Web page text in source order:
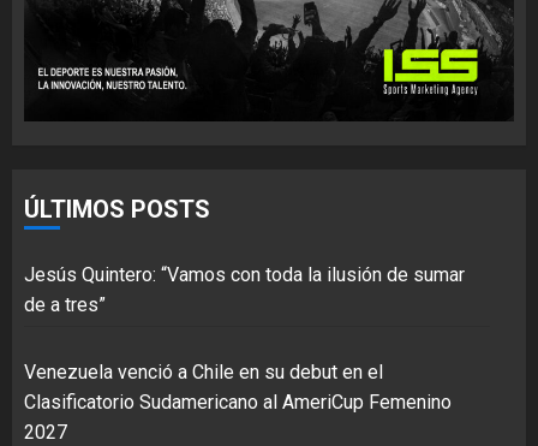
ÚLTIMOS POSTS
Jesús Quintero: “Vamos con toda la ilusión de sumar
de a tres”
Venezuela venció a Chile en su debut en el
Clasificatorio Sudamericano al AmeriCup Femenino
2027